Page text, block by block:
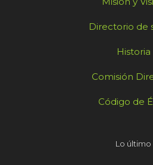
Directorio de
Historia
Comisión
Código de
Lo último